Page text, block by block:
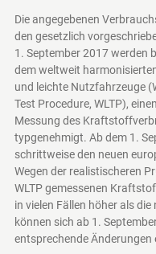
Die angegebenen
den gesetzlich
1. September 2017 werden
dem weltweit
und leichte Nutzfahrzeuge
Test Procedure, WLTP),
Messung des
typgenehmigt. Ab dem 1.
schrittweise den neuen
Wegen der realistischeren
WLTP gemessenen
in vielen Fällen höher als
können sich ab 1.
entsprechende Änderungen